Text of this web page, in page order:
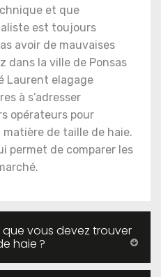
et que
est toujours
avoir de mauvaises
dans la ville de Ponsas
Laurent elagage
à s’adresser
opérateurs pour
de taille de haie.
permet de comparer les
vous devez trouver
haie ?